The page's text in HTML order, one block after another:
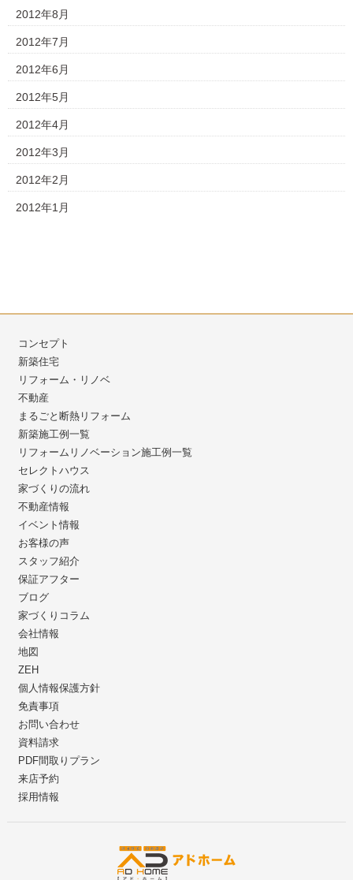
2012年8月
2012年7月
2012年6月
2012年5月
2012年4月
2012年3月
2012年2月
2012年1月
コンセプト
新築住宅
リフォーム・リノベ
不動産
まるごと断熱リフォーム
新築施工例一覧
リフォームリノベーション施工例一覧
セレクトハウス
家づくりの流れ
不動産情報
イベント情報
お客様の声
スタッフ紹介
保証アフター
ブログ
家づくりコラム
会社情報
地図
ZEH
個人情報保護方針
免責事項
お問い合わせ
資料請求
PDF間取りプラン
来店予約
採用情報